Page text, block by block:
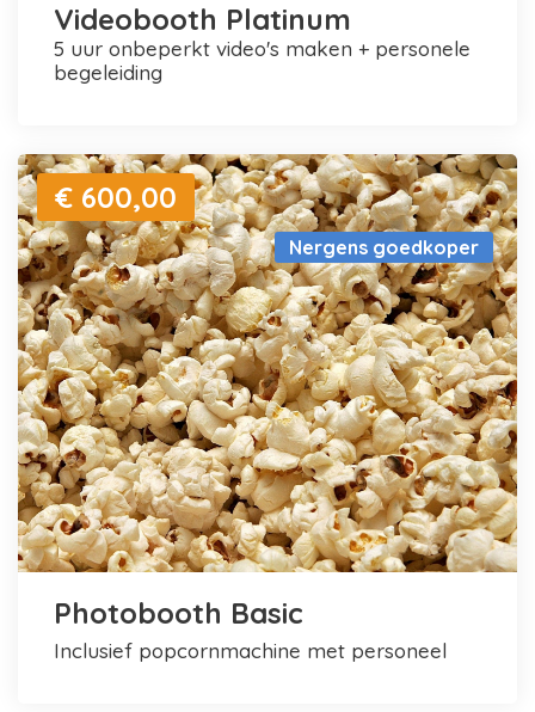
Videobooth Platinum
5 uur onbeperkt video's maken + personele
begeleiding
Nergens goedkoper
€ 600,00
Photobooth Basic
inclusief popcornmachine met personeel